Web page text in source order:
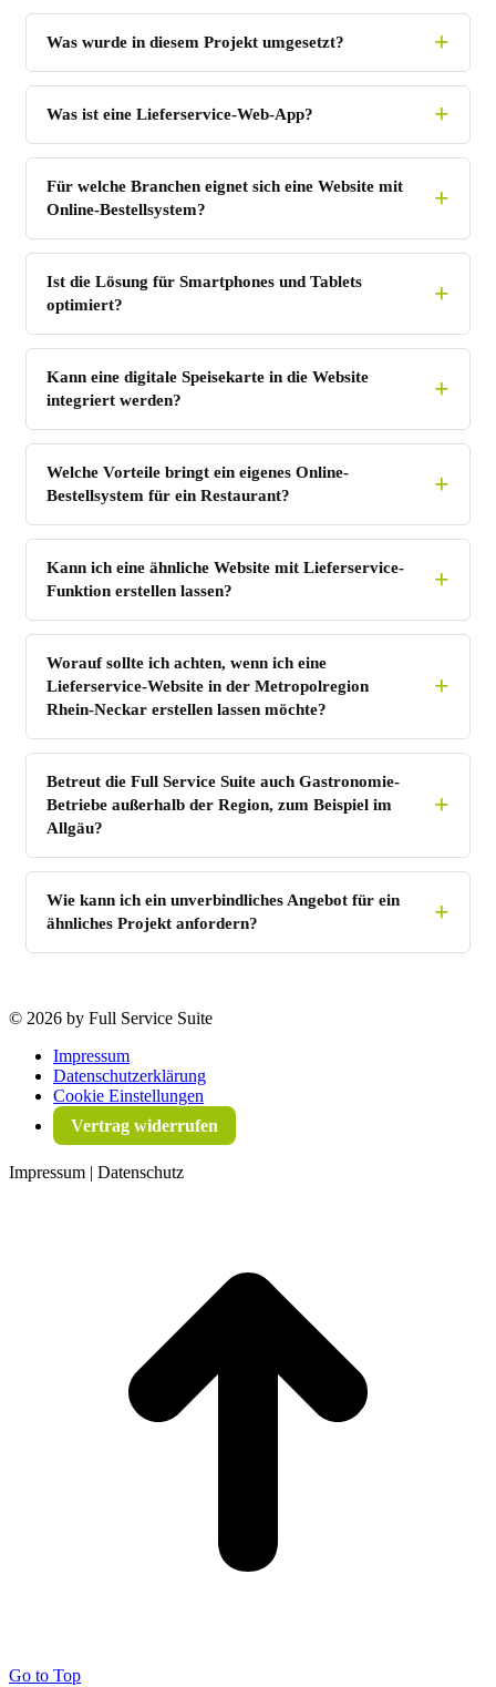
Was wurde in diesem Projekt umgesetzt?
Was ist eine Lieferservice-Web-App?
Für welche Branchen eignet sich eine Website mit
Online-Bestellsystem?
Ist die Lösung für Smartphones und Tablets
optimiert?
Kann eine digitale Speisekarte in die Website
integriert werden?
Welche Vorteile bringt ein eigenes Online-
Bestellsystem für ein Restaurant?
Kann ich eine ähnliche Website mit Lieferservice-
Funktion erstellen lassen?
Worauf sollte ich achten, wenn ich eine
Lieferservice-Website in der Metropolregion
Rhein-Neckar erstellen lassen möchte?
Betreut die Full Service Suite auch Gastronomie-
Betriebe außerhalb der Region, zum Beispiel im
Allgäu?
Wie kann ich ein unverbindliches Angebot für ein
ähnliches Projekt anfordern?
© 2026 by Full Service Suite
Impressum
Datenschutzerklärung
Cookie Einstellungen
Vertrag widerrufen
Impressum | Datenschutz
Go to Top